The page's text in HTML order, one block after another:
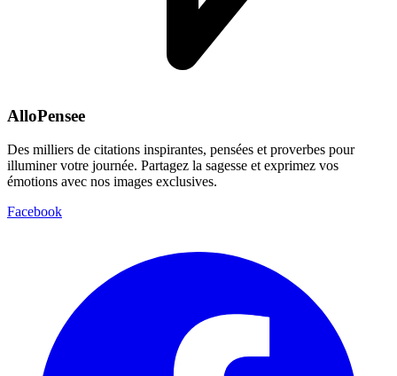
AlloPensee
Des milliers de citations inspirantes, pensées et proverbes pour
illuminer votre journée. Partagez la sagesse et exprimez vos
émotions avec nos images exclusives.
Facebook